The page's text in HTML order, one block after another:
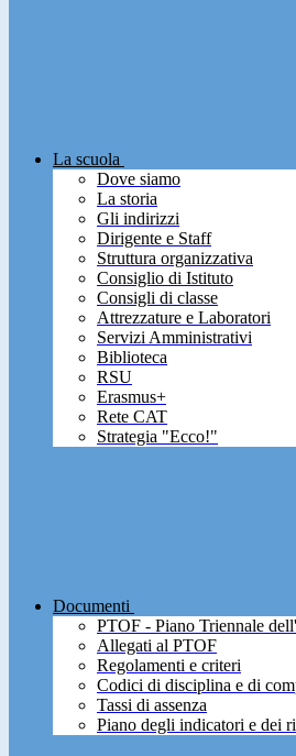
La scuola
Dove siamo
La storia
Gli indirizzi
Dirigente e Staff
Struttura organizzativa
Consiglio di Istituto
Consigli di classe
Attrezzature e Laboratori
Servizi Amministrativi
Biblioteca
RSU
Erasmus+
Rete CAT
Strategia "Ecco!"
Documenti
PTOF - Piano Triennale
Allegati al PTOF
Regolamenti e criteri
Codici di disciplina e di
Tassi di assenza
Piano degli indicatori e dei